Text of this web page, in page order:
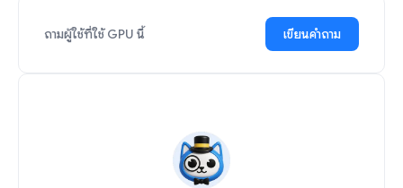
ถามผู้ใช้ที่ใช้ GPU นี้ เขียนคำถาม